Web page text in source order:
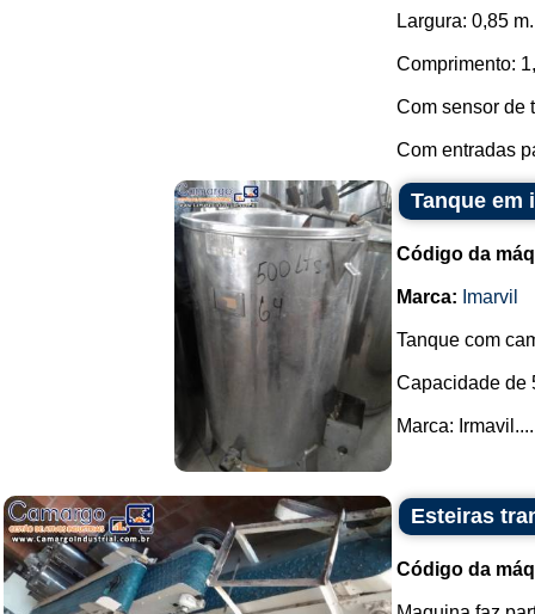
Largura: 0,85 m.
Comprimento:
Com sensor de
Com entradas
Tanque em
Código da
Marca: Imarvil
Tanque com
Capacidade de
Marca: Irmavil....
Esteiras
Código da